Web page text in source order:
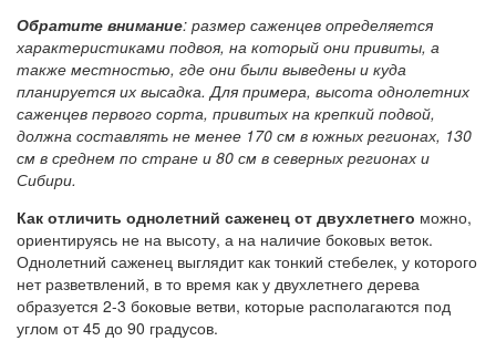
Обратите внимание: размер саженцев определяется
характеристиками подвоя, на который они привиты, а
также местностью, где они были выведены и куда
планируется их высадка. Для примера, высота однолетних
саженцев первого сорта, привитых на крепкий подвой,
должна составлять не менее 170 см в южных регионах, 130
см в среднем по стране и 80 см в северных регионах и
Сибири.
Как отличить однолетний саженец от двухлетнего можно,
ориентируясь не на высоту, а на наличие боковых веток.
Однолетний саженец выглядит как тонкий стебелек, у которого
нет разветвлений, в то время как у двухлетнего дерева
образуется 2-3 боковые ветви, которые располагаются под
углом от 45 до 90 градусов.